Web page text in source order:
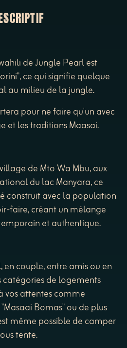
de Jungle Pearl est
ce qui signifie quelque
au milieu de la jungle.
pour ne faire qu'un avec
et les traditions Maasai.
de Mto Wa Mbu, aux
du lac Manyara, ce
construit avec la population
faire, créant un mélange
et authentique.
en couple, entre amis ou en
de logements
vos attentes comme
Bomas" ou de plus
même possible de camper
tente.